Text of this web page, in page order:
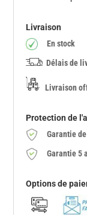
Livraison
En stock
Délais de
Livraison
Protection de
Garantie
Garantie 5
Options de